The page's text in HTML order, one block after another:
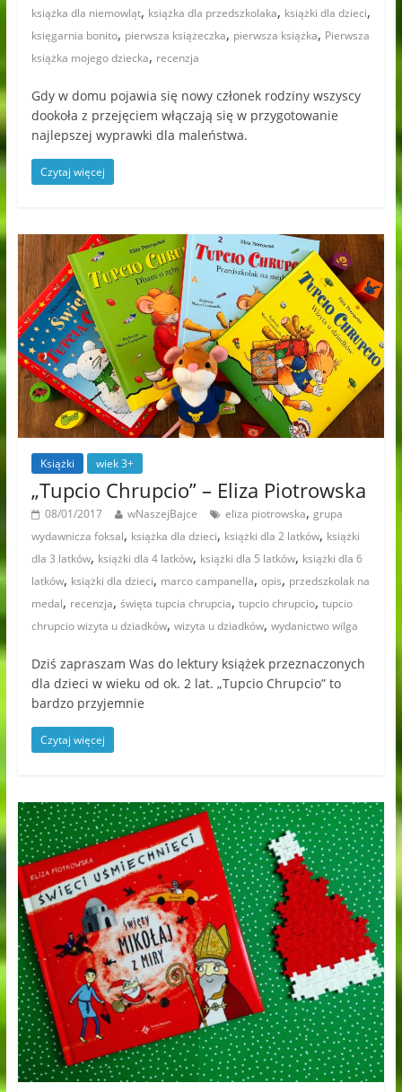
książka dla niemowląt, książka dla przedszkolaka, książki dla dzieci,
księgarnia bonito, pierwsza książeczka, pierwsza książka, Pierwsza
książka mojego dziecka, recenzja
Gdy w domu pojawia się nowy członek rodziny wszyscy
dookoła z przejęciem włączają się w przygotowanie
najlepszej wyprawki dla maleństwa.
Czytaj więcej
Książki wiek 3+
„Tupcio Chrupcio” – Eliza Piotrowska
08/01/2017 wNaszejBajce eliza piotrowska, grupa
wydawnicza foksal, książka dla dzieci, książki dla 2 latków, książki
dla 3 latków, książki dla 4 latków, książki dla 5 latków, książki dla 6
latków, książki dla dzieci, marco campanella, opis, przedszkolak na
medal, recenzja, święta tupcia chrupcia, tupcio chrupcio, tupcio
chrupcio wizyta u dziadków, wizyta u dziadków, wydanictwo wilga
Dziś zapraszam Was do lektury książek przeznaczonych
dla dzieci w wieku od ok. 2 lat. „Tupcio Chrupcio” to
bardzo przyjemnie
Czytaj więcej